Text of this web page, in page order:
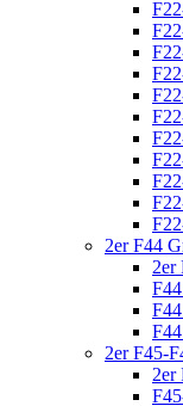
2er F44
2er
2er F45-
2er